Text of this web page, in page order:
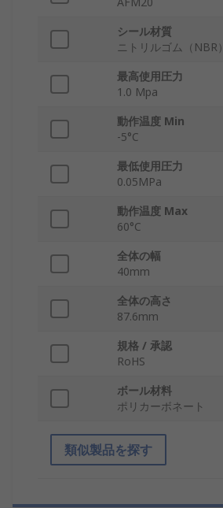
シール材質
ニトリルゴム（NBR）
最高使用圧力
1.0 Mpa
動作温度 Min
-5°C
最低使用圧力
0.05MPa
動作温度 Max
60°C
全体の幅
40mm
全体の高さ
87.6mm
規格 / 承認
RoHS
ボール材料
ポリカーボネート
類似製品を探す